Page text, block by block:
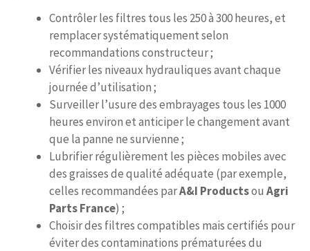
Contrôler les filtres tous les 250 à 300 heures, et
remplacer systématiquement selon
recommandations constructeur ;
Vérifier les niveaux hydrauliques avant chaque
journée d’utilisation ;
Surveiller l’usure des embrayages tous les 1000
heures environ et anticiper le changement avant
que la panne ne survienne ;
Lubrifier régulièrement les pièces mobiles avec
des graisses de qualité adéquate (par exemple,
celles recommandées parA&I Productsou Agri
Parts France) ;
Choisir des filtres compatibles mais certifiés pour
éviter des contaminations prématurées du